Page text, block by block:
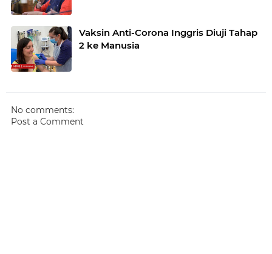
Vaksin Anti-Corona Inggris Diuji Tahap
2 ke Manusia
No comments:
Post a Comment